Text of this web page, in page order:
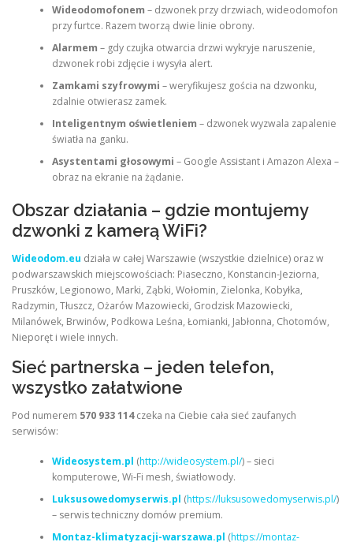
Wideodomofonem – dzwonek przy drzwiach, wideodomofon
przy furtce. Razem tworzą dwie linie obrony.
Alarmem – gdy czujka otwarcia drzwi wykryje naruszenie,
dzwonek robi zdjęcie i wysyła alert.
Zamkami szyfrowymi – weryfikujesz gościa na dzwonku,
zdalnie otwierasz zamek.
Inteligentnym oświetleniem – dzwonek wyzwala zapalenie
światła na ganku.
Asystentami głosowymi – Google Assistant i Amazon Alexa –
obraz na ekranie na żądanie.
Obszar działania – gdzie montujemy
dzwonki z kamerą WiFi?
Wideodom.eu działa w całej Warszawie (wszystkie dzielnice) oraz w
podwarszawskich miejscowościach: Piaseczno, Konstancin-Jeziorna,
Pruszków, Legionowo, Marki, Ząbki, Wołomin, Zielonka, Kobyłka,
Radzymin, Tłuszcz, Ożarów Mazowiecki, Grodzisk Mazowiecki,
Milanówek, Brwinów, Podkowa Leśna, Łomianki, Jabłonna, Chotomów,
Nieporęt i wiele innych.
Sieć partnerska – jeden telefon,
wszystko załatwione
Pod numerem 570 933 114czeka na Ciebie cała sieć zaufanych
serwisów:
Wideosystem.pl (http://wideosystem.pl/) – sieci
komputerowe, Wi‑Fi mesh, światłowody.
Luksusowedomyserwis.pl (https://luksusowedomyserwis.pl/)
– serwis techniczny domów premium.
Montaz-klimatyzacji-warszawa.pl (https://montaz-